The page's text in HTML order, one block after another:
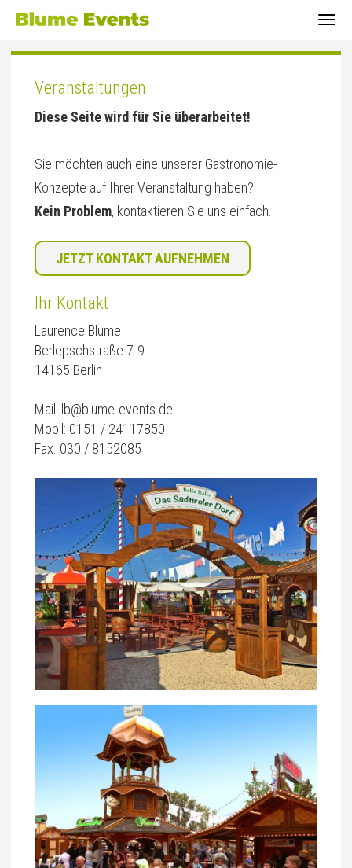
Veranstaltungen
Diese Seite wird für Sie überarbeitet!
Sie möchten auch eine unserer Gastronomie-
Konzepte auf Ihrer Veranstaltung haben?
Kein Problem, kontaktieren Sie uns einfach.
JETZT KONTAKT AUFNEHMEN
Ihr Kontakt
Laurence Blume
Berlepschstraße 7-9
14165 Berlin
Mail: lb@blume-events.de
Mobil: 0151 / 24117850
Fax. 030 / 8152085